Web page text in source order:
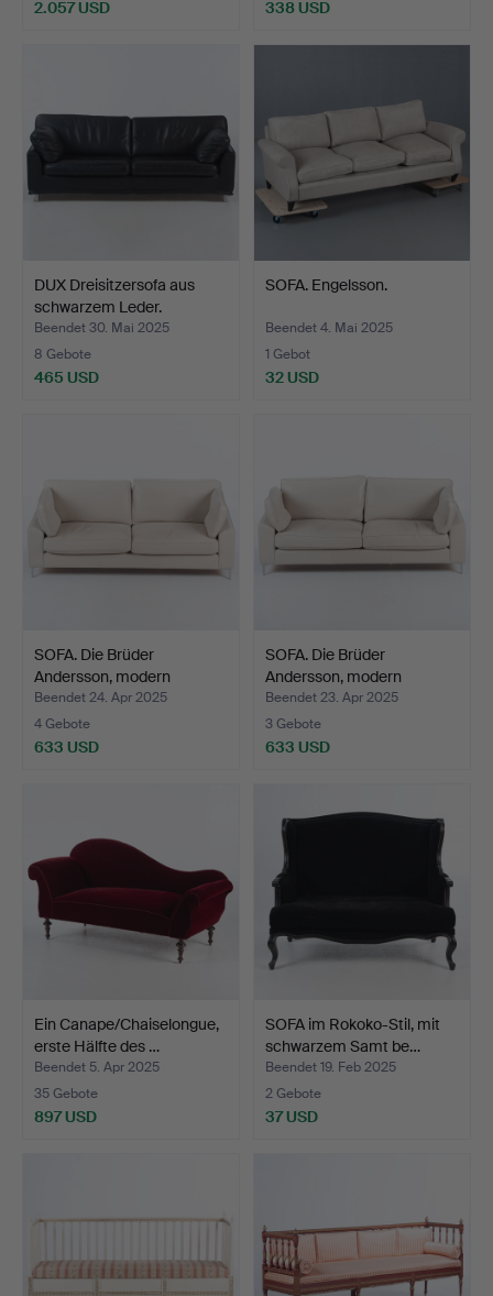
2.057 USD 338 USD
DUX Dreisitzersofa aus
schwarzem Leder.
Beendet 30. Mai 2025
8 Gebote
465 USD
SOFA. Engelsson.
Beendet 4. Mai 2025
1 Gebot
32 USD
SOFA. Die Brüder
Andersson, modern
gekleid…
Beendet 24. Apr 2025
4 Gebote
633 USD
SOFA. Die Brüder
Andersson, modern
gekleid…
Beendet 23. Apr 2025
3 Gebote
633 USD
Ein Canape/Chaiselongue,
erste Hälfte des …
Beendet 5. Apr 2025
35 Gebote
897 USD
SOFA im Rokoko-Stil, mit
schwarzem Samt be…
Beendet 19. Feb 2025
2 Gebote
37 USD